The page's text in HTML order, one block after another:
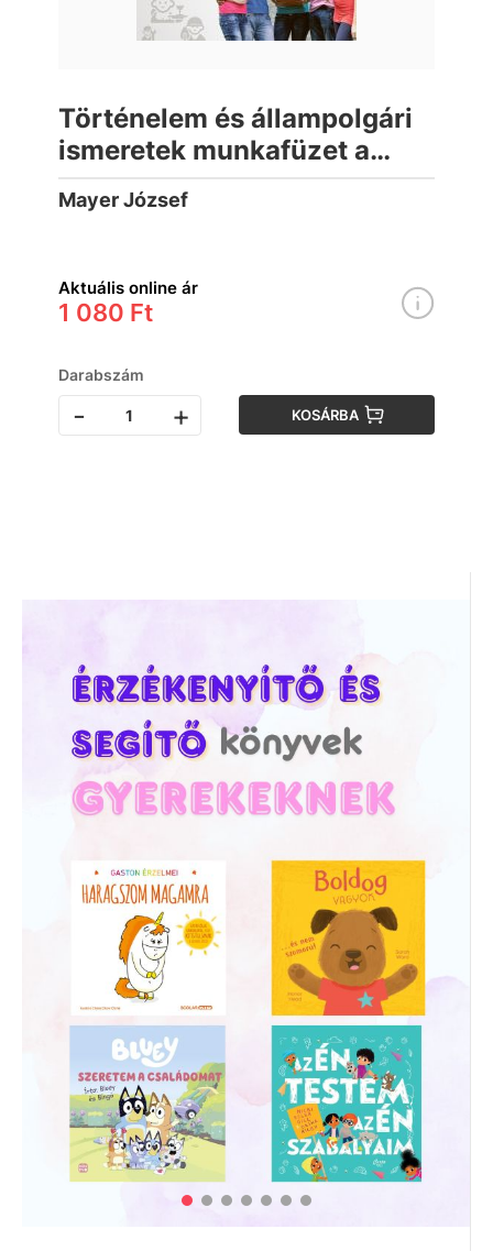
Történelem és állampolgári
ismeretek munkafüzet a
szakképző iskolai
közismereti tankönyvhöz 10.
Mayer József
Aktuális online ár
1 080 Ft
Darabszám
- + KOSÁRBA